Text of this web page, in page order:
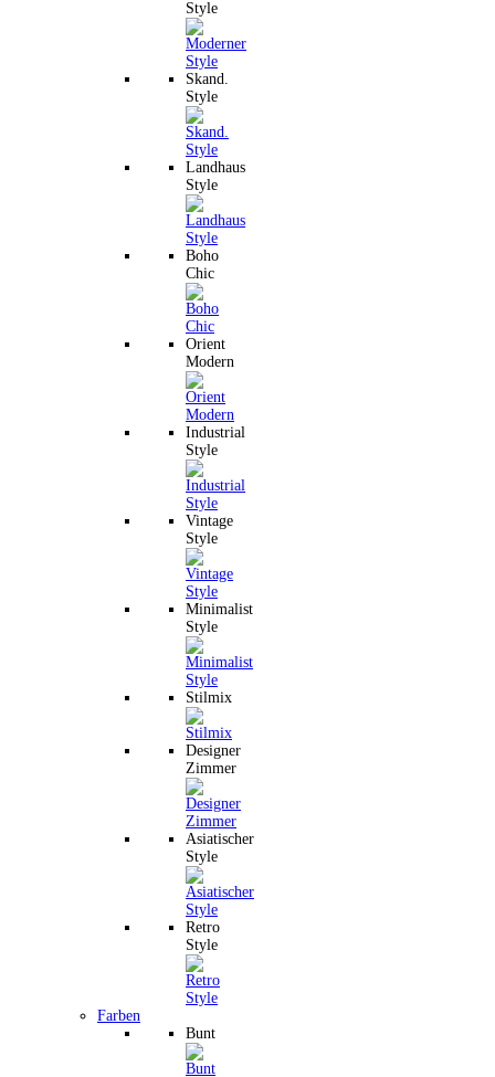
Style
Skand.
Style
Landhaus
Style
Boho
Chic
Orient
Modern
Industrial
Style
Vintage
Style
Minimalist
Style
Stilmix
Designer
Zimmer
Asiatischer
Style
Retro
Style
Farben
Bunt